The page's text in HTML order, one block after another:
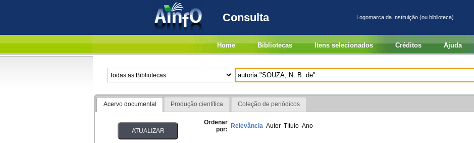
Consulta Logomarca da Instituição (ou biblioteca)
Home Bibliotecas Itens selecionados Créditos Ajuda
Acervo documental Produção científica Coleção de periódicos
Ordenar
por: Relevância Autor Título Ano